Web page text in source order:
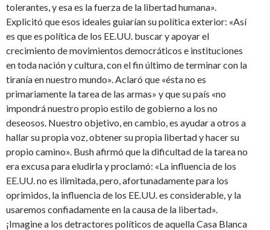
tolerantes, y esa es la fuerza de la libertad humana».
Explicitó que esos ideales guiarían su política exterior: «Así
es que es política de los EE.UU. buscar y apoyar el
crecimiento de movimientos democráticos e instituciones
en toda nación y cultura, con el fin último de terminar con la
tiranía en nuestro mundo». Aclaró que «ésta no es
primariamente la tarea de las armas» y que su país «no
impondrá nuestro propio estilo de gobierno a los no
deseosos. Nuestro objetivo, en cambio, es ayudar a otros a
hallar su propia voz, obtener su propia libertad y hacer su
propio camino». Bush afirmó que la dificultad de la tarea no
era excusa para eludirla y proclamó: «La influencia de los
EE.UU. no es ilimitada, pero, afortunadamente para los
oprimidos, la influencia de los EE.UU. es considerable, y la
usaremos confiadamente en la causa de la libertad».
¡Imagine a los detractores políticos de aquella Casa Blanca